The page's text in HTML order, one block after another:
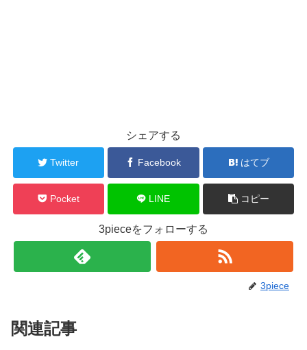
シェアする
Twitter Facebook はてブ
Pocket LINE コピー
3pieceをフォローする
3piece
関連記事